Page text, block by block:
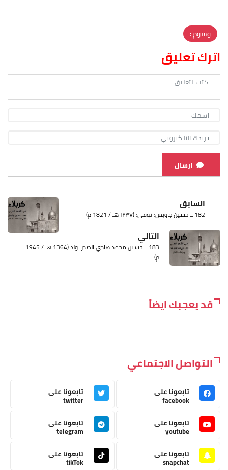
وسوم :
اترك تعليق
ارسال
السابق
182 ــ حسين جاويش: توفي: (١٢٣٧ هـ / 1821 م)
التالي
183 ــ حسين محمد هادي الصدر: ولد (1364 هـ / 1945
م)
قد يعجبك ايضاً
التواصل الاجتماعي
تابعونا على
facebook
تابعونا على
twitter
تابعونا على
youtube
تابعونا على
telegram
تابعونا على
snapchat
تابعونا على
tikTok